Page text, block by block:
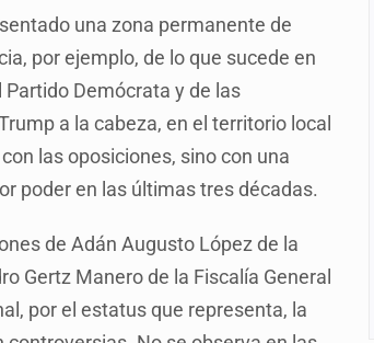
Eli Castro
Artesano
Interpol
una zona permanente de
por ejemplo, de lo que sucede en
Demócrata y de las
a la cabeza, en el territorio local
las oposiciones, sino con una
poder en las últimas tres décadas.
de Adán Augusto López de la
Gertz Manero de la Fiscalía General
por el estatus que representa, la